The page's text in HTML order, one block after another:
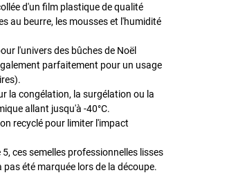
d'un film plastique de qualité
au beurre, les mousses et l'humidité
l'univers des bûches de Noël
parfaitement pour un usage
la congélation, la surgélation ou la
allant jusqu'à -40°C.
recyclé pour limiter l'impact
ces semelles professionnelles lisses
été marquée lors de la découpe.